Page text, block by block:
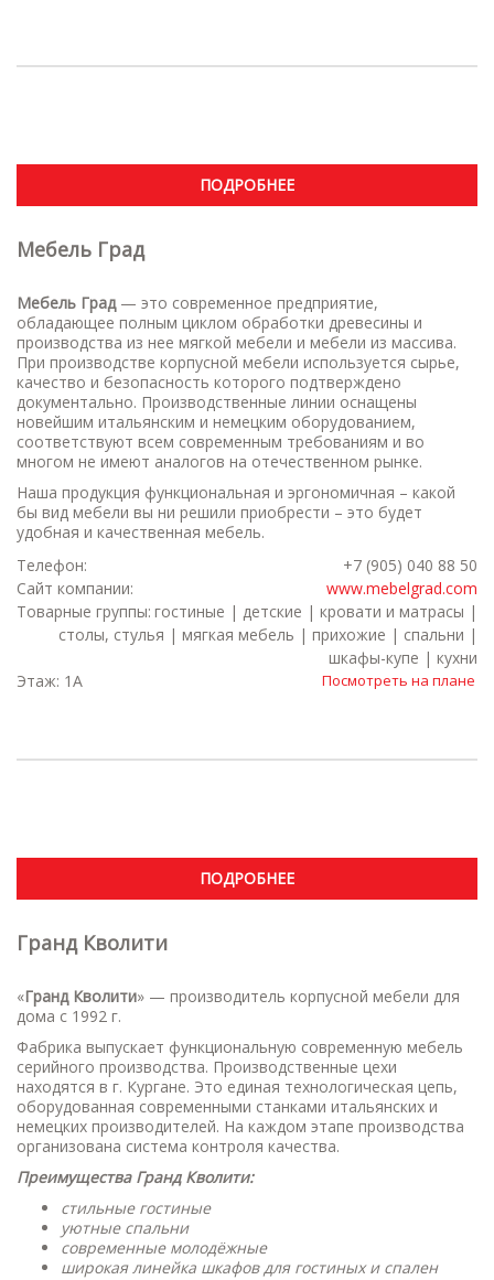
ПОДРОБНЕЕ
Мебель Град
Мебель Град— это современное предприятие,
обладающее полным циклом обработки древесины и
производства из нее мягкой мебели и мебели из массива.
При производстве корпусной мебели используется сырье,
качество и безопасность которого подтверждено
документально. Производственные линии оснащены
новейшим итальянским и немецким оборудованием,
соответствуют всем современным требованиям и во
многом не имеют аналогов на отечественном рынке.
Наша продукция функциональная и эргономичная – какой
бы вид мебели вы ни решили приобрести – это будет
удобная и качественная мебель.
Телефон:
+7 (905) 040 88 50
Сайт компании:
www.mebelgrad.com
Товарные группы: гостиные | детские | кровати и матрасы |
столы, стулья | мягкая мебель | прихожие | спальни |
шкафы-купе | кухни
Этаж: 1А
Посмотреть на плане
ПОДРОБНЕЕ
Гранд Кволити
«Гранд Кволити» — производитель корпусной мебели для
дома с 1992 г.
Фабрика выпускает функциональную современную мебель
серийного производства. Производственные цехи
находятся в г. Кургане. Это единая технологическая цепь,
оборудованная современными станками итальянских и
немецких производителей. На каждом этапе производства
организована система контроля качества.
Преимущества Гранд Кволити:
стильныегостиные
уютные спальни
современные молодёжные
широкая линейка шкафов для гостиных и спален